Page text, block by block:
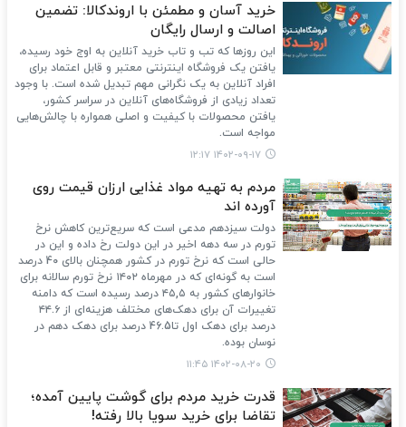
خرید آسان و مطمئن با اروندکالا: تضمین
اصالت و ارسال رایگان
این روزها که تب و تاب خرید آنلاین به اوج خود رسیده،
یافتن یک فروشگاه اینترنتی معتبر و قابل اعتماد برای
افراد آنلاین به یک نگرانی مهم تبدیل شده است. با وجود
تعداد زیادی از فروشگاه‌های آنلاین در سراسر کشور،
یافتن محصولات با کیفیت و اصلی همواره با چالش‌هایی
مواجه است.
۱۴۰۲-۰۹-۱۷ ۱۲:۱۷
مردم به تهیه مواد غذایی ارزان قیمت روی
آورده اند
دولت سیزدهم مدعی است که سریع‌ترین کاهش نرخ
تورم در سه دهه اخیر در این دولت رخ داده و این در
حالی است که نرخ تورم در کشور همچنان بالای 40 درصد
است به گونه‌ای که در مهرماه ١٤٠٢ نرخ تورم سالانه برای
خانوارهای کشور به ٤٥,٥ درصد رسیده است که دامنه
تغییرات آن برای دهک‌های مختلف هزینه‌ای از ٤٤.٦
درصد برای دهک اول تا46.5 درصد برای دهک دهم در
نوسان بوده.
۱۴۰۲-۰۸-۲۰ ۱۱:۴۵
قدرت خرید مردم برای گوشت پایین آمده؛
تقاضا برای خرید سویا بالا رفته!